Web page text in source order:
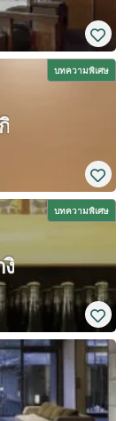
บทความพิเศษ
บทความพิเศษ